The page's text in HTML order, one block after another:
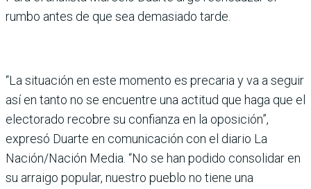
rumbo antes de que sea demasiado tarde.
“La situación en este momento es precaria y va a seguir
así en tanto no se encuentre una actitud que haga que el
electorado reco­bre su confianza en la opo­sición”,
expresó Duarte en comunicación con el diario La
Nación/Nación Media. “No se han podido conso­lidar en
su arraigo popular, nuestro pueblo no tiene una